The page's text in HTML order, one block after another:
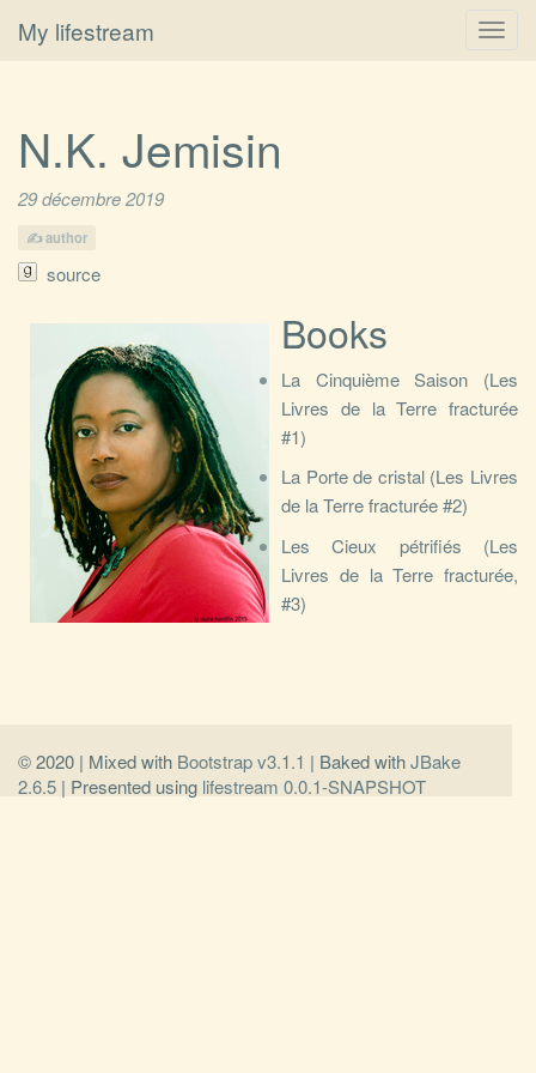
My lifestream
N.K. Jemisin
29 décembre 2019
author
source
Books
La Cinquième Saison (Les
Livres de la Terre fracturée
#1)
La Porte de cristal (Les Livres
de la Terre fracturée #2)
Les Cieux pétrifiés (Les
Livres de la Terre fracturée,
#3)
© 2020 | Mixed with Bootstrap v3.1.1 | Baked withJBake
2.6.5 | Presented using lifestream 0.0.1-SNAPSHOT